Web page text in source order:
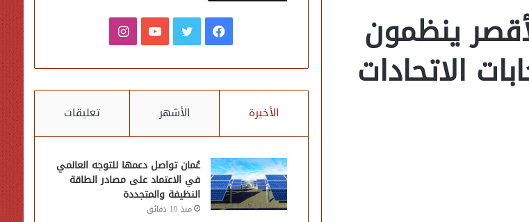
ينظمون
الاتحادات
فيسبوكتويتر يوتيوبانستقرام
الأخيرة الأشهر تعليقات
عُمان تواصل دعمها للتوجه العالمي
في الاعتماد على مصادر الطاقة
النظيفة والمتجددة
منذ 10 دقائق